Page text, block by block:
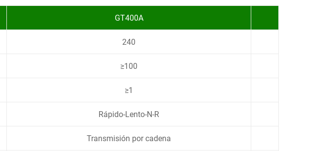
GT400A
240
≥100
≥1
Rápido-Lento-N-R
Transmisión por cadena